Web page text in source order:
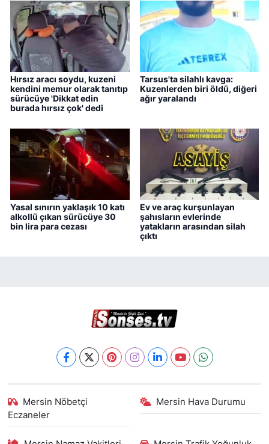
Hırsız aracı soydu, kuzeni
kendini memur olarak tanıtıp
sürücüye 'Dikkat edin
burada hırsız çok' dedi
Tarsus'ta silahlı kavga:
Kuzenlerden biri öldü, diğeri
ağır yaralandı
Yasal sınırın yaklaşık 10 katı
alkollü çıkan sürücüye 30
bin lira para cezası
Ev ve araç kurşunlayan
şahısların evlerinde
yatakların arasından silah
çıktı
Mersin Nöbetçi
Eczaneler
Mersin Hava Durumu